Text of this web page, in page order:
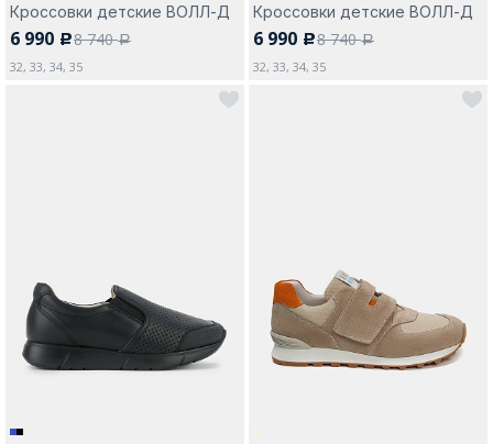
Да, все верно Изменить город
Кроссовки детские ВОЛЛ-Д
6 990 c8 740a
32, 33, 34, 35
Кроссовки детские ВОЛЛ-Д
6 990 c8 740a
32, 33, 34, 35